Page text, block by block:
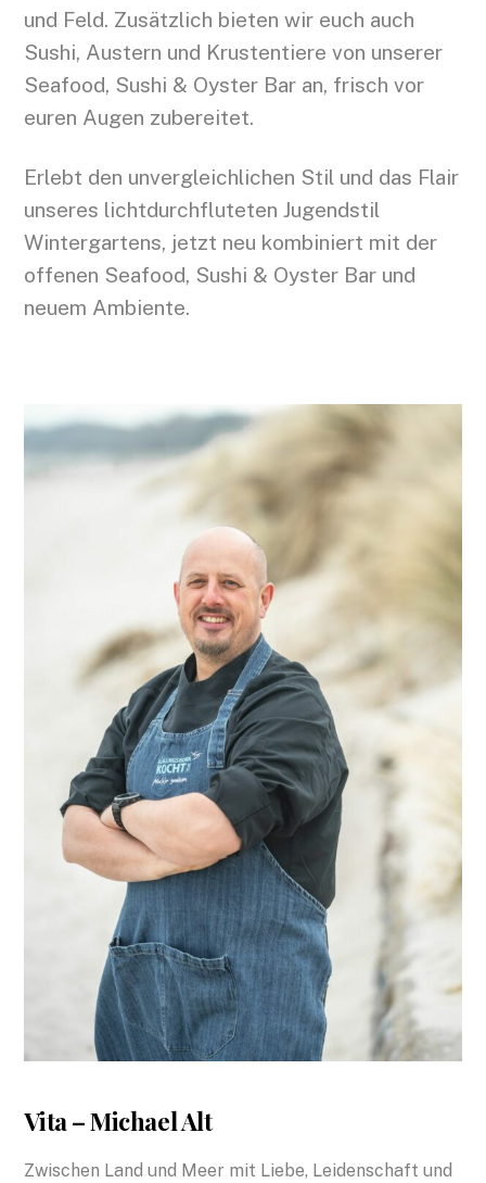
und Feld. Zusätzlich bieten wir euch auch
Sushi, Austern und Krustentiere von unserer
Seafood, Sushi & Oyster Bar an, frisch vor
euren Augen zubereitet.
Erlebt den unvergleichlichen Stil und das Flair
unseres lichtdurchfluteten Jugendstil
Wintergartens, jetzt neu kombiniert mit der
offenen Seafood, Sushi & Oyster Bar und
neuem Ambiente.
Vita – Michael Alt
Zwischen Land und Meer mit Liebe, Leidenschaft und